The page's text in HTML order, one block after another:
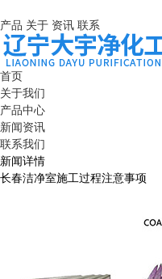
产品 关于 资讯 联系
首页
关于我们
产品中心
新闻资讯
联系我们
新闻详情
长春洁净室施工过程注意事项